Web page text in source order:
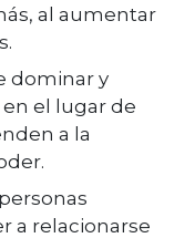
al aumentar
dominar y
el lugar de
a la
a relacionarse